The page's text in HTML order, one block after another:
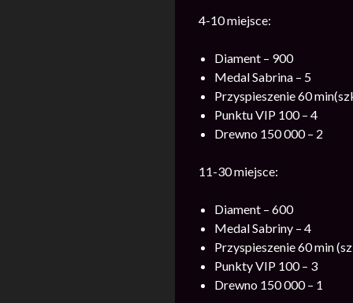
4-10 miejsce:
Diament – 900
Medal Sabrina – 5
Przyspieszenie 60
Punktu VIP 100 – 4
Drewno 150 000 – 2
11-30 miejsce:
Diament – 600
Medal Sabriny – 4
Przyspieszenie 60 min
Punkty VIP 100 – 3
Drewno 150 000 – 1